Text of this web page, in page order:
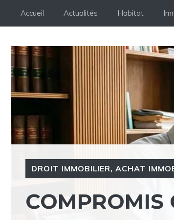
Accueil Actualités Habitat
DROIT IMMOBILIER,ACHAT
COMPROMIS